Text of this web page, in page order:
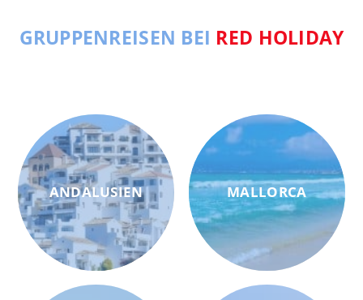
GRUPPENREISEN BEI RED HOLIDAY
ANDALUSIEN MALLORCA